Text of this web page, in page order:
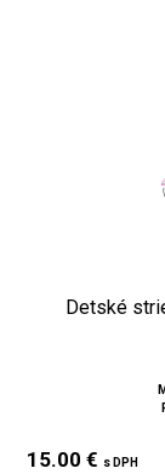
Detské
15.00 € s DPH